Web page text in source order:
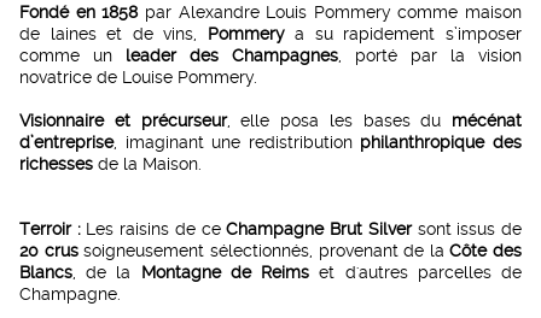
Fondé en 1858par Alexandre Louis Pommery comme maison
de laines et de vins, Pommerya su rapidement s’imposer
comme un leader des Champagnes , porté par la vision
novatrice de Louise Pommery.
Visionnaire et précurseur, elle posa les bases du mécénat
d’entreprise, imaginant une redistribution philanthropique des
richesses de la Maison.
Terroir :Les raisins de ceChampagne Brut Silversont issus de
20 crussoigneusement sélectionnés, provenant de laCôte des
Blancs , de la Montagne de Reims et d'autres parcelles de
Champagne.